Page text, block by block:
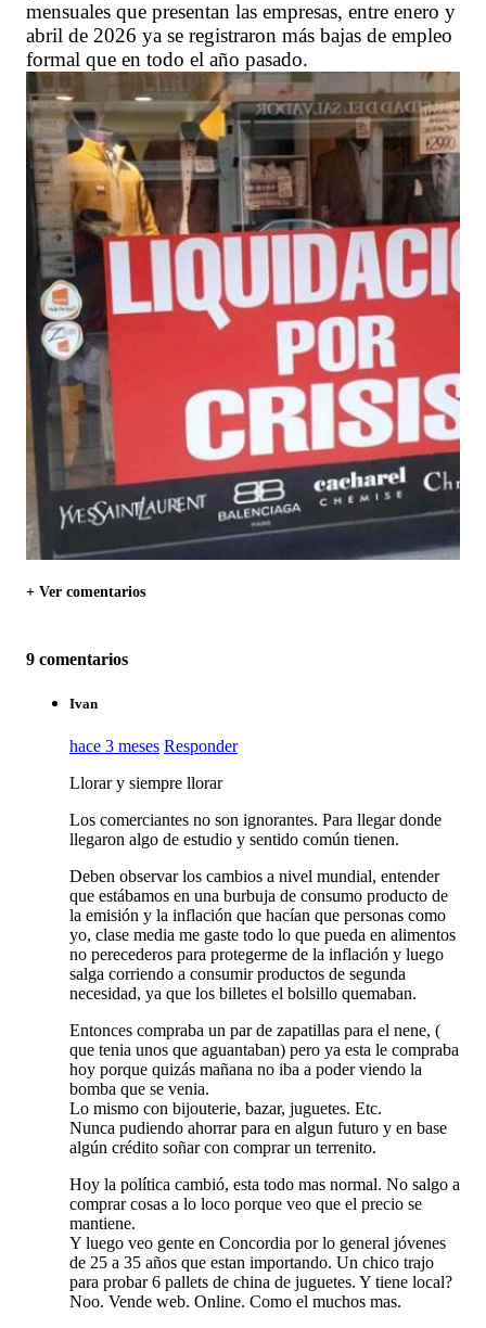
mensuales que presentan las empresas, entre enero y
abril de 2026 ya se registraron más bajas de empleo
formal que en todo el año pasado.
+ Ver comentarios
9 comentarios
Ivan
hace 3 meses Responder
Llorar y siempre llorar
Los comerciantes no son ignorantes. Para llegar donde
llegaron algo de estudio y sentido común tienen.
Deben observar los cambios a nivel mundial, entender
que estábamos en una burbuja de consumo producto de
la emisión y la inflación que hacían que personas como
yo, clase media me gaste todo lo que pueda en alimentos
no perecederos para protegerme de la inflación y luego
salga corriendo a consumir productos de segunda
necesidad, ya que los billetes el bolsillo quemaban.
Entonces compraba un par de zapatillas para el nene, (
que tenia unos que aguantaban) pero ya esta le compraba
hoy porque quizás mañana no iba a poder viendo la
bomba que se venia.
Lo mismo con bijouterie, bazar, juguetes. Etc.
Nunca pudiendo ahorrar para en algun futuro y en base
algún crédito soñar con comprar un terrenito.
Hoy la política cambió, esta todo mas normal. No salgo a
comprar cosas a lo loco porque veo que el precio se
mantiene.
Y luego veo gente en Concordia por lo general jóvenes
de 25 a 35 años que estan importando. Un chico trajo
para probar 6 pallets de china de juguetes. Y tiene local?
Noo. Vende web. Online. Como el muchos mas.